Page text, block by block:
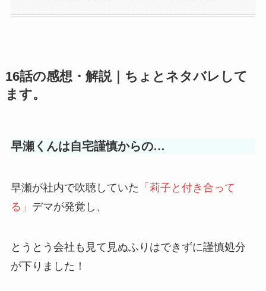
16話の感想・解説｜ちょとネタバレして
ます。
早瀬くんは自宅謹慎からの…
早瀬が社内で吹聴していた 「莉子と付き合って
る」 デマが発覚し、
とうとう会社も見て見ぬふりはできずに謹慎処分
が下りました！